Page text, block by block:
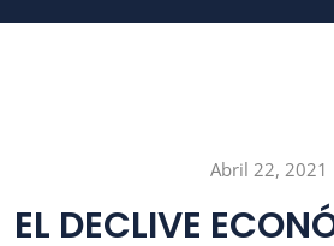
Abril 22, 2021
EL DECLIVE